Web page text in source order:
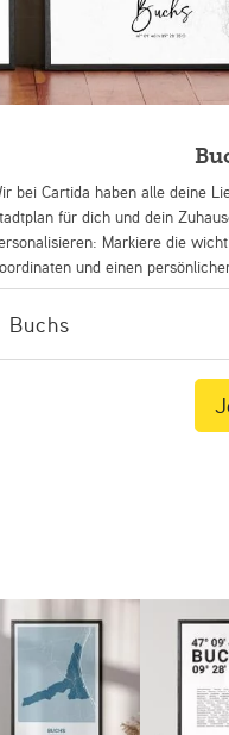
bei Cartida haben alle deine
für dich und dein
Markiere die
und einen